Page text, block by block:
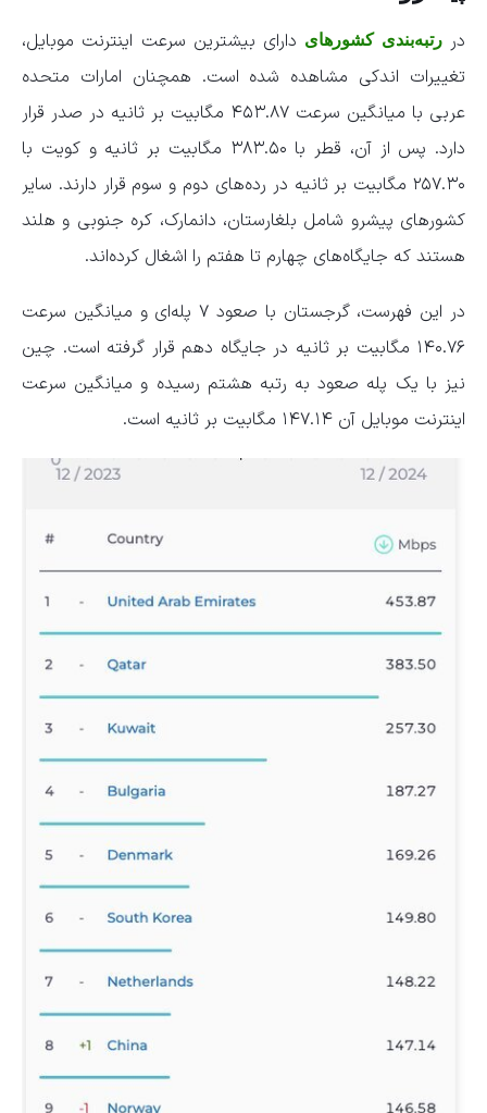
دررتبه‌بندی کشورهای دارای بیشترین سرعت اینترنت موبایل،
تغییرات اندکی مشاهده شده است. همچنان امارات متحده
عربی با میانگین سرعت ۴۵۳.۸۷ مگابیت بر ثانیه در صدر قرار
دارد. پس از آن، قطر با ۳۸۳.۵۰ مگابیت بر ثانیه و کویت با
۲۵۷.۳۰ مگابیت بر ثانیه در رده‌های دوم و سوم قرار دارند. سایر
کشورهای پیشرو شامل بلغارستان، دانمارک، کره جنوبی و هلند
هستند که جایگاه‌های چهارم تا هفتم را اشغال کرده‌اند.
در این فهرست، گرجستان با صعود ۷ پله‌ای و میانگین سرعت
۱۴۰.۷۶ مگابیت بر ثانیه در جایگاه دهم قرار گرفته است. چین
نیز با یک پله صعود به رتبه هشتم رسیده و میانگین سرعت
اینترنت موبایل آن ۱۴۷.۱۴ مگابیت بر ثانیه است.